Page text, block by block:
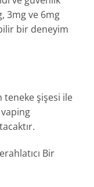
3mg ve 6mg
bir deneyim
teneke şişesi ile
Bir